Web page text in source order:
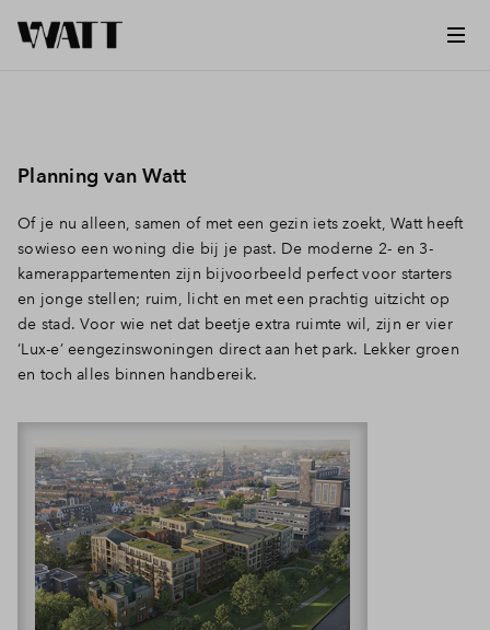
Planning van Watt
Of je nu alleen, samen of met een gezin iets zoekt, Watt heeft
sowieso een woning die bij je past. De moderne 2- en 3-
kamerappartementen zijn bijvoorbeeld perfect voor starters
en jonge stellen; ruim, licht en met een prachtig uitzicht op
de stad. Voor wie net dat beetje extra ruimte wil, zijn er vier
‘Lux-e’ eengezinswoningen direct aan het park. Lekker groen
en toch alles binnen handbereik.